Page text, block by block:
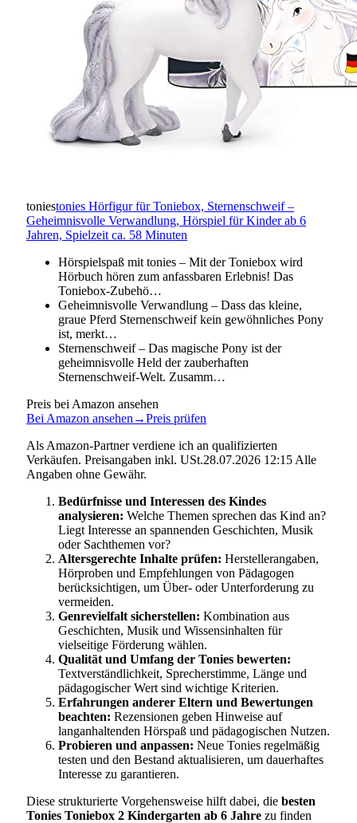
toniestonies Hörfigur für Toniebox, Sternenschweif –
Geheimnisvolle Verwandlung, Hörspiel für Kinder ab 6
Jahren, Spielzeit ca. 58 Minuten
Hörspielspaß mit tonies – Mit der Toniebox wird
Hörbuch hören zum anfassbaren Erlebnis! Das
Toniebox-Zubehö…
Geheimnisvolle Verwandlung – Dass das kleine,
graue Pferd Sternenschweif kein gewöhnliches Pony
ist, merkt…
Sternenschweif – Das magische Pony ist der
geheimnisvolle Held der zauberhaften
Sternenschweif-Welt. Zusamm…
Preis bei Amazon ansehen
Bei Amazon ansehen →Preis prüfen
Als Amazon-Partner verdiene ich an qualifizierten
Verkäufen. Preisangaben inkl. USt.28.07.2026 12:15 Alle
Angaben ohne Gewähr.
Bedürfnisse und Interessen des Kindes
analysieren: Welche Themen sprechen das Kind an?
Liegt Interesse an spannenden Geschichten, Musik
oder Sachthemen vor?
Altersgerechte Inhalte prüfen: Herstellerangaben,
Hörproben und Empfehlungen von Pädagogen
berücksichtigen, um Über- oder Unterforderung zu
vermeiden.
Genrevielfalt sicherstellen: Kombination aus
Geschichten, Musik und Wissensinhalten für
vielseitige Förderung wählen.
Qualität und Umfang der Tonies bewerten:
Textverständlichkeit, Sprecherstimme, Länge und
pädagogischer Wert sind wichtige Kriterien.
Erfahrungen anderer Eltern und Bewertungen
beachten: Rezensionen geben Hinweise auf
langanhaltenden Hörspaß und pädagogischen Nutzen.
Probieren und anpassen: Neue Tonies regelmäßig
testen und den Bestand aktualisieren, um dauerhaftes
Interesse zu garantieren.
Diese strukturierte Vorgehensweise hilft dabei, die besten
Tonies Toniebox 2 Kindergarten ab 6 Jahre zu finden